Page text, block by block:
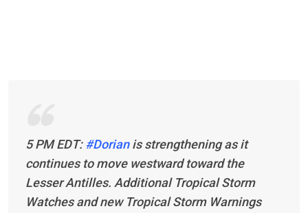
5 PM EDT: #Dorianis strengthening as it
continues to move westward toward the
Lesser Antilles. Additional Tropical Storm
Watches and new Tropical Storm Warnings